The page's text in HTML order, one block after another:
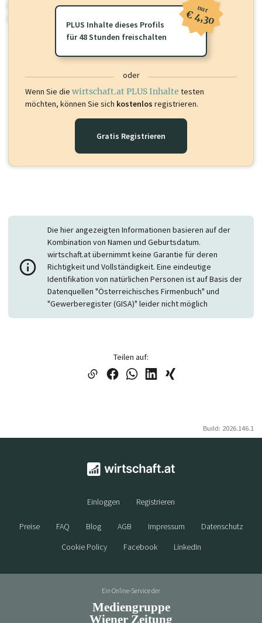
Sie momentan nicht einsehen können. Schalten Sie dieses Profil frei
oder loggen Sie sich ein um diese Inhalte zu sehen.
PLUS Inhalte dieses Profils
für 48 Stunden freischalten
nur
€ 4,30
oder
Wenn Sie die wirtschaft.at PLUS Inhalte testen
möchten, können Sie sich kostenlos registrieren.
Gratis Registrieren
Die hier angezeigten Informationen basieren auf der
Kombination von Namen und Geburtsdatum.
wirtschaft.at übernimmt keine Garantie für deren
Richtigkeit und Vollständigkeit. Eine eindeutige
Identifikation von natürlichen Personen ist auf Basis der
Datenquellen "Österreichisches Firmenbuch" und
"Gewerberegister (GISA)" leider nicht möglich
Teilen auf:
Build: 2026.146.1
Einloggen Registrieren
Preise FAQ Blog AGB Impressum
Datenschutz
Cookie Policy
Facebook LinkedIn
Ein Online-Service der
Mediengruppe
Wiener Zeitung